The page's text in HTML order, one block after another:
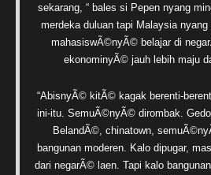
sekarang, “ bales si Pepen nyang
merdeka duluan tapi Malaysia nyang
mahasiswÃ©nyÃ© belajar di
ekonominyÃ© jauh lebih maju
“AbisnyÃ© kitÃ© kagak berenti-
ini-itu. SemuÃ©nyÃ© dirombak.
BelandÃ©, chinatown,
bangunan moderen. Kalo dipugar,
dari negarÃ© laen. Tapi kalo